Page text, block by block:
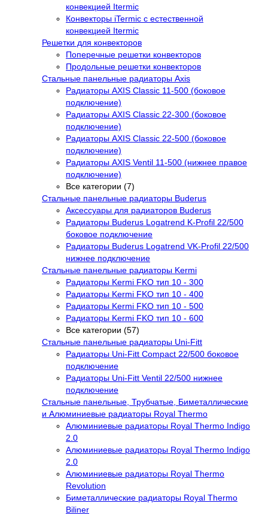
конвекцией Itermic
Конвекторы iTermic с естественной
конвекцией Itermic
Решетки для конвекторов
Поперечные решетки конвекторов
Продольные решетки конвекторов
Стальные панельные радиаторы Axis
Радиаторы AXIS Classic 11-500 (боковое
подключение)
Радиаторы AXIS Classic 22-300 (боковое
подключение)
Радиаторы AXIS Classic 22-500 (боковое
подключение)
Радиаторы AXIS Ventil 11-500 (нижнее правое
подключение)
Все категории (7)
Стальные панельные радиаторы Buderus
Аксессуары для радиаторов Buderus
Радиаторы Buderus Logatrend K-Profil 22/500
боковое подключение
Радиаторы Buderus Logatrend VK-Profil 22/500
нижнее подключение
Стальные панельные радиаторы Kermi
Радиаторы Kermi FKO тип 10 - 300
Радиаторы Kermi FKO тип 10 - 400
Радиаторы Kermi FKO тип 10 - 500
Радиаторы Kermi FKO тип 10 - 600
Все категории (57)
Стальные панельные радиаторы Uni-Fitt
Радиаторы Uni-Fitt Compact 22/500 боковое
подключение
Радиаторы Uni-Fitt Ventil 22/500 нижнее
подключение
Стальные панельные, Трубчатые, Биметаллические
и Алюминиевые радиаторы Royal Thermo
Алюминиевые радиаторы Royal Thermo Indigo
2.0
Алюминиевые радиаторы Royal Thermo Indigo
2.0
Алюминиевые радиаторы Royal Thermo
Revolution
Биметаллические радиаторы Royal Thermo
Biliner